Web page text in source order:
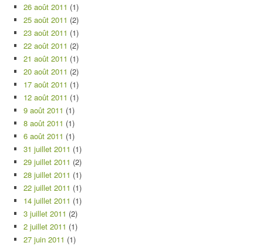
26 août 2011 (1)
25 août 2011 (2)
23 août 2011 (1)
22 août 2011 (2)
21 août 2011 (1)
20 août 2011 (2)
17 août 2011 (1)
12 août 2011 (1)
9 août 2011 (1)
8 août 2011 (1)
6 août 2011 (1)
31 juillet 2011 (1)
29 juillet 2011 (2)
28 juillet 2011 (1)
22 juillet 2011 (1)
14 juillet 2011 (1)
3 juillet 2011 (2)
2 juillet 2011 (1)
27 juin 2011 (1)